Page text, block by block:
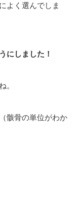
よく選んでしま
にしました！
。
骸骨の単位がわか